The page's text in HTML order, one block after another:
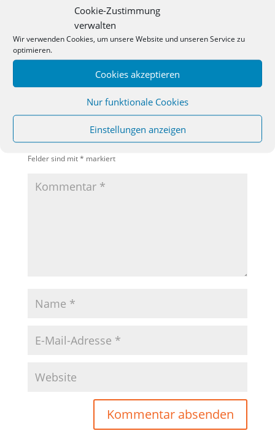
Cookie-Zustimmung
verwalten
Wir verwenden Cookies, um unsere Website und unseren Service zu
optimieren.
Cookies akzeptieren
Nur funktionale Cookies
Einstellungen anzeigen
KOMMENTAR ABSENDEN
Deine E-Mail-Adresse wird nicht veröffentlicht.Erforderliche
Felder sind mit* markiert